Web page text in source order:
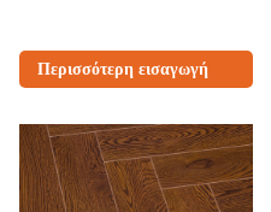
Περισσότερη εισαγωγή